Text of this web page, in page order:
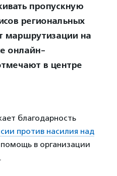
пропускную
региональных
маршрутизации на
онлайн-
в центре
благодарность
против насилия над
в организации